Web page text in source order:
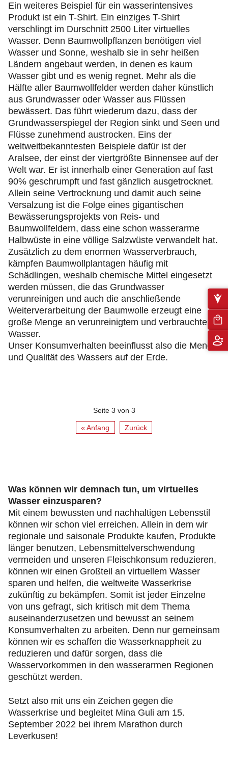
Ein weiteres Beispiel für ein wasserintensives
Produkt ist ein T-Shirt. Ein einziges T-Shirt
verschlingt im Durschnitt 2500 Liter virtuelles
Wasser. Denn Baumwollpflanzen benötigen viel
Wasser und Sonne, weshalb sie in sehr heißen
Ländern angebaut werden, in denen es kaum
Wasser gibt und es wenig regnet. Mehr als die
Hälfte aller Baumwollfelder werden daher künstlich
aus Grundwasser oder Wasser aus Flüssen
bewässert. Das führt wiederum dazu, dass der
Grundwasserspiegel der Region sinkt und Seen und
Flüsse zunehmend austrocken. Eins der
weltweitbekanntesten Beispiele dafür ist der
Aralsee, der einst der viertgrößte Binnensee auf der
Welt war. Er ist innerhalb einer Generation auf fast
90% geschrumpft und fast gänzlich ausgetrocknet.
Allein seine Vertrocknung und damit auch seine
Versalzung ist die Folge eines gigantischen
Bewässerungsprojekts von Reis- und
Baumwollfeldern, dass eine schon wasserarme
Halbwüste in eine völlige Salzwüste verwandelt hat.
Zusätzlich zu dem enormen Wasserverbrauch,
kämpfen Baumwollplantagen häufig mit
Schädlingen, weshalb chemische Mittel eingesetzt
werden müssen, die das Grundwasser
verunreinigen und auch die anschließende
Weiterverarbeitung der Baumwolle erzeugt eine
große Menge an verunreinigtem und verbrauchtem
Wasser.
Unser Konsumverhalten beeinflusst also die Menge
und Qualität des Wassers auf der Erde.
Seite 3 von 3
« Anfang Zurück
Was können wir demnach tun, um virtuelles
Wasser einzusparen?
Mit einem bewussten und nachhaltigen Lebensstil
können wir schon viel erreichen. Allein in dem wir
regionale und saisonale Produkte kaufen, Produkte
länger benutzen, Lebensmittelverschwendung
vermeiden und unseren Fleischkonsum reduzieren,
können wir einen Großteil an virtuellem Wasser
sparen und helfen, die weltweite Wasserkrise
zukünftig zu bekämpfen. Somit ist jeder Einzelne
von uns gefragt, sich kritisch mit dem Thema
auseinanderzusetzen und bewusst an seinem
Konsumverhalten zu arbeiten. Denn nur gemeinsam
können wir es schaffen die Wasserknappheit zu
reduzieren und dafür sorgen, dass die
Wasservorkommen in den wasserarmen Regionen
geschützt werden.
Setzt also mit uns ein Zeichen gegen die
Wasserkrise und begleitet Mina Guli am 15.
September 2022 bei ihrem Marathon durch
Leverkusen!